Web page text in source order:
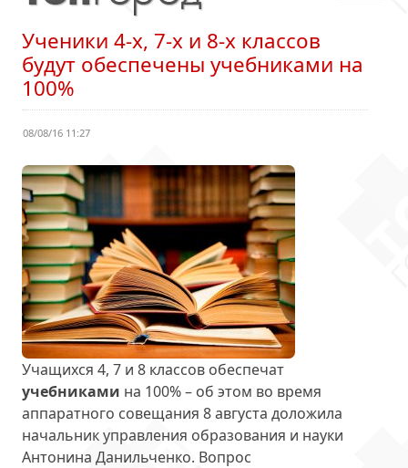
Ученики 4-х, 7-х и 8-х классов
будут обеспечены учебниками на
100%
08/08/16 11:27
Учащихся 4, 7 и 8 классов обеспечат
учебниками на 100% – об этом во время
аппаратного совещания 8 августа доложила
начальник управления образования и науки
Антонина Данильченко. Вопрос